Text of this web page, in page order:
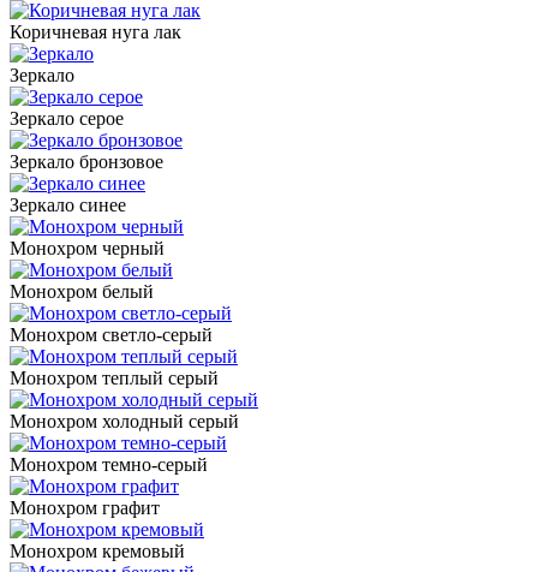
Коричневая нуга лак
Зеркало
Зеркало серое
Зеркало бронзовое
Зеркало синее
Монохром черный
Монохром белый
Монохром светло-серый
Монохром теплый серый
Монохром холодный серый
Монохром темно-серый
Монохром графит
Монохром кремовый